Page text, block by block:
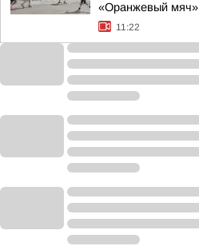
«Оранжевый мяч»
11:22